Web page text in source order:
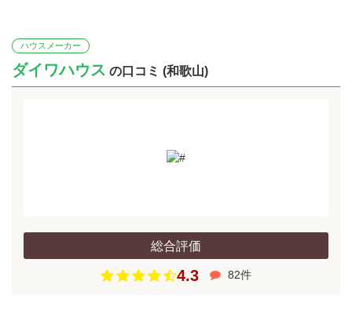
ハウスメーカー
ダイワハウス の口コミ (和歌山)
総合評価
4.3 82件